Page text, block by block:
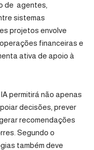
de agentes,
sistemas
projetos envolve
financeiras e
ativa de apoio à
permitirá não apenas
decisões, prever
recomendações
Segundo o
também deve